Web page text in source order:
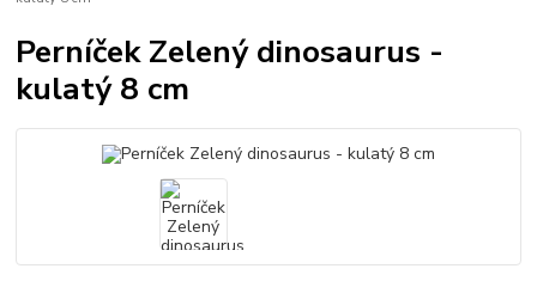
Perníček Zelený dinosaurus -
kulatý 8 cm